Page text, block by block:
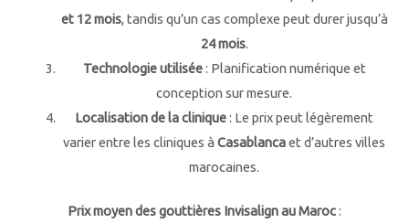
et 12 mois, tandis qu’un cas complexe peut durer jusqu’à
24 mois.
Technologie utilisée: Planification numérique et
conception sur mesure.
Localisation de la clinique: Le prix peut légèrement
varier entre les cliniques àCasablancaet d’autres villes
marocaines.
Prix moyen des gouttières Invisalign au Maroc: